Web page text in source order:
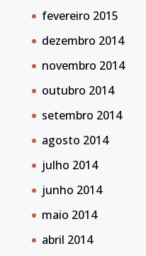
fevereiro 2015
dezembro 2014
novembro 2014
outubro 2014
setembro 2014
agosto 2014
julho 2014
junho 2014
maio 2014
abril 2014